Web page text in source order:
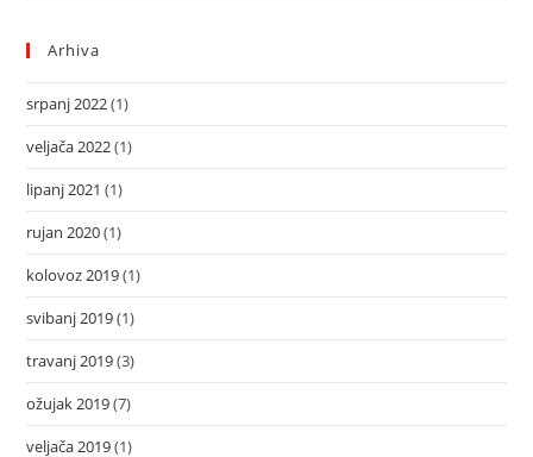
Arhiva
srpanj 2022(1)
veljača 2022(1)
lipanj 2021 (1)
rujan 2020(1)
kolovoz 2019(1)
svibanj 2019(1)
travanj 2019(3)
ožujak 2019(7)
veljača 2019(1)